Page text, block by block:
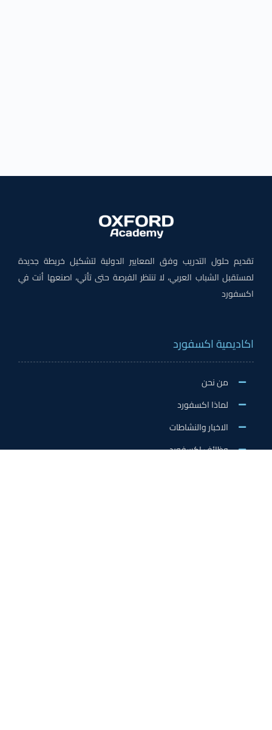
تقديم حلول التدريب وفق المعايير الدولية لتشكيل خريطة جديدة
لمستقبل الشباب العربي، لا تنتظر الفرصة حتى تأتي، اصنعها أنت في
اكسفورد
اكاديمية اكسفورد
من نحن
لماذا اكسفورد
الاخبار والنشاطات
وظائف اكسفورد